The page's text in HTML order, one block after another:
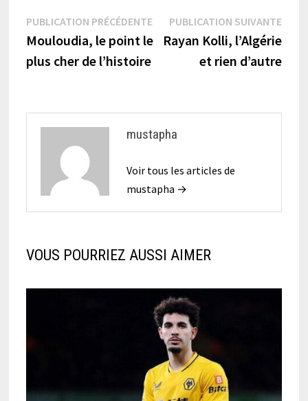
Navigation
de
l’article
PUBLICATION PRÉCÉDENTEPublication
précédente :
Mouloudia, le point le
plus cher de l’histoire
PUBLICATION SUIVANTE
Rayan Kolli, l’Algérie
et rien d’autre
mustapha
Voir tous les articles de
mustapha →
VOUS POURRIEZ AUSSI AIMER